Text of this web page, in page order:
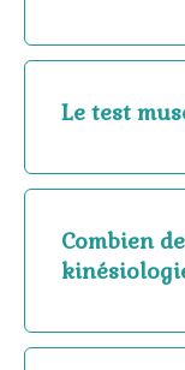
Le test
Combien